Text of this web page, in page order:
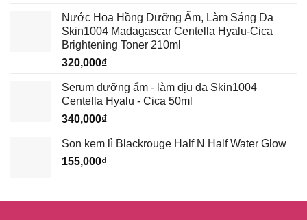
là:
389,000₫.
tại
là:
339,000₫.
Nước Hoa Hồng Dưỡng Ẩm, Làm Sáng Da
Skin1004 Madagascar Centella Hyalu-Cica
Brightening Toner 210ml
320,000₫
Serum dưỡng ẩm - làm dịu da Skin1004
Centella Hyalu - Cica 50ml
340,000₫
Son kem lì Blackrouge Half N Half Water Glow
155,000₫